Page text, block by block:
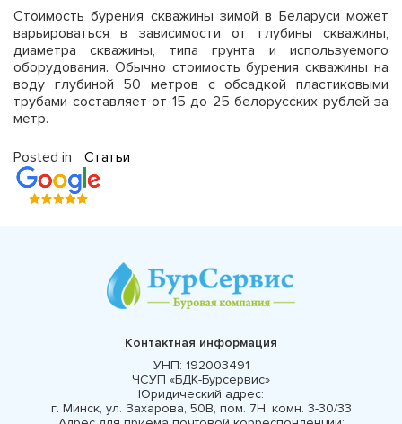
Стоимость бурения скважины зимой в Беларуси может
варьироваться в зависимости от глубины скважины,
диаметра скважины, типа грунта и используемого
оборудования. Обычно стоимость бурения скважины на
воду глубиной 50 метров с обсадкой пластиковыми
трубами составляет от 15 до 25 белорусских рублей за
метр.
Posted in Статьи
Контактная информация
УНП: 192003491
ЧСУП «БДК-Бурсервис»
Юридический адрес:
г. Минск, ул. Захарова, 50В, пом. 7Н, комн. 3-30/33